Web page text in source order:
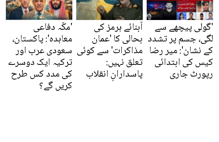
'گولی پیچھے سے
لگی، جسم پر تشدد
کے نشان': میر رضا
کیس کی ابتدائی
رپورٹ جاری
آبنائے ہرمز کی
بحالی کا 'عمان
مذاکرات' سے کوئی
تعلق نہیں:
پاسدارانِ انقلاب
'مکّہ دفاعی
معاہدہ': پاکستان،
سعودی عرب اور
ترکیہ ایک دوسرے
کی مدد کس طرح
کریں گے؟